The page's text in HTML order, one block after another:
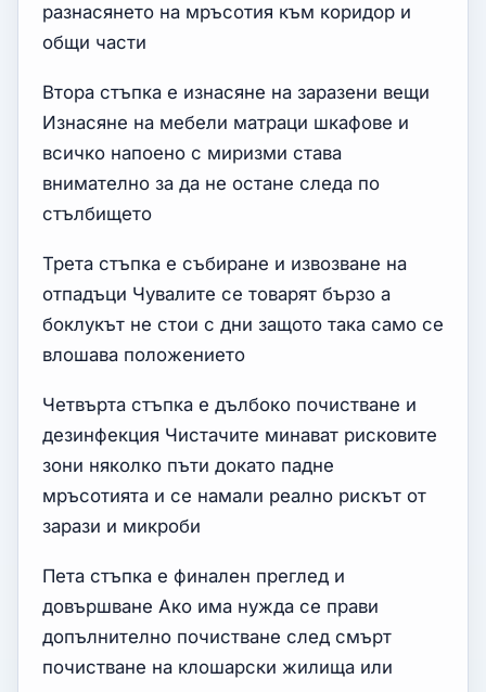
разнасянето на мръсотия към коридор и
общи части
Втора стъпка е изнасяне на заразени вещи
Изнасяне на мебели матраци шкафове и
всичко напоено с миризми става
внимателно за да не остане следа по
стълбището
Трета стъпка е събиране и извозване на
отпадъци Чувалите се товарят бързо а
боклукът не стои с дни защото така само се
влошава положението
Четвърта стъпка е дълбоко почистване и
дезинфекция Чистачите минават рисковите
зони няколко пъти докато падне
мръсотията и се намали реално рискът от
зарази и микроби
Пета стъпка е финален преглед и
довършване Ако има нужда се прави
допълнително почистване след смърт
почистване на клошарски жилища или